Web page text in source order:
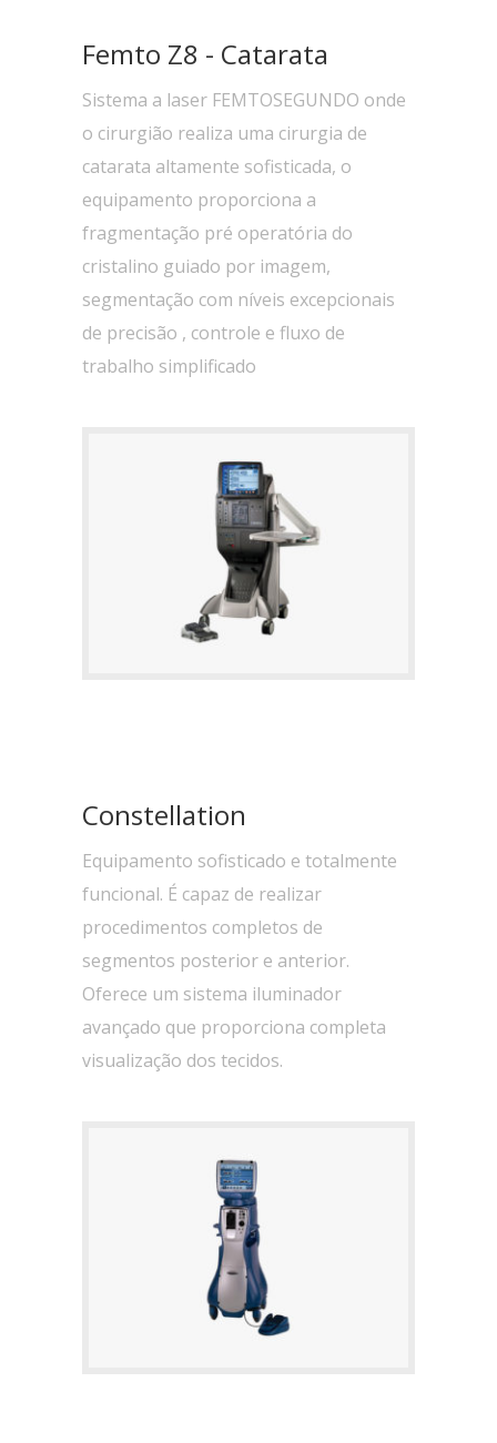
Femto Z8 - Catarata
Sistema a laser FEMTOSEGUNDO onde
o cirurgião realiza uma cirurgia de
catarata altamente sofisticada, o
equipamento proporciona a
fragmentação pré operatória do
cristalino guiado por imagem,
segmentação com níveis excepcionais
de precisão , controle e fluxo de
trabalho simplificado
Constellation
Equipamento sofisticado e totalmente
funcional. É capaz de realizar
procedimentos completos de
segmentos posterior e anterior.
Oferece um sistema iluminador
avançado que proporciona completa
visualização dos tecidos.